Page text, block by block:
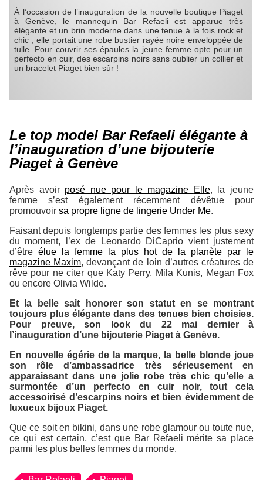
À l’occasion de l’inauguration de la nouvelle boutique Piaget
à Genève, le mannequin Bar Refaeli est apparue très
élégante et un brin moderne dans une tenue à la fois rock et
chic ; elle portait une robe bustier rayée noire enveloppée de
tulle. Pour couvrir ses épaules la jeune femme opte pour un
perfecto en cuir, des escarpins noirs sans oublier un collier et
un bracelet Piaget bien sûr !
Le top model Bar Refaeli élégante à
l’inauguration d’une bijouterie
Piaget à Genève
Après avoir posé nue pour le magazine Elle, la jeune
femme s’est également récemment dévêtue pour
promouvoir sa propre ligne de lingerie Under Me.
Faisant depuis longtemps partie des femmes les plus sexy
du moment, l’ex de Leonardo DiCaprio vient justement
d’être élue la femme la plus hot de la planète par le
magazine Maxim, devançant de loin d’autres créatures de
rêve pour ne citer que Katy Perry, Mila Kunis, Megan Fox
ou encore Olivia Wilde.
Et la belle sait honorer son statut en se montrant
toujours plus élégante dans des tenues bien choisies.
Pour preuve, son look du 22 mai dernier à
l’inauguration d’une bijouterie Piaget à Genève.
En nouvelle égérie de la marque, la belle blonde joue
son rôle d’ambassadrice très sérieusement en
apparaissant dans une jolie robe très chic qu’elle a
surmontée d’un perfecto en cuir noir, tout cela
accessoirisé d’escarpins noirs et bien évidemment de
luxueux bijoux Piaget.
Que ce soit en bikini, dans une robe glamour ou toute nue,
ce qui est certain, c’est que Bar Refaeli mérite sa place
parmi les plus belles femmes du monde.